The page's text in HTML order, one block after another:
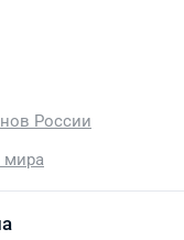
России
мира